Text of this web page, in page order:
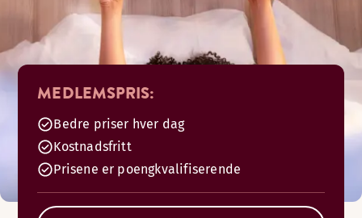
MEDLEMSPRIS:
Bedre priser hver dag
Kostnadsfritt
Prisene er poengkvalifiserende